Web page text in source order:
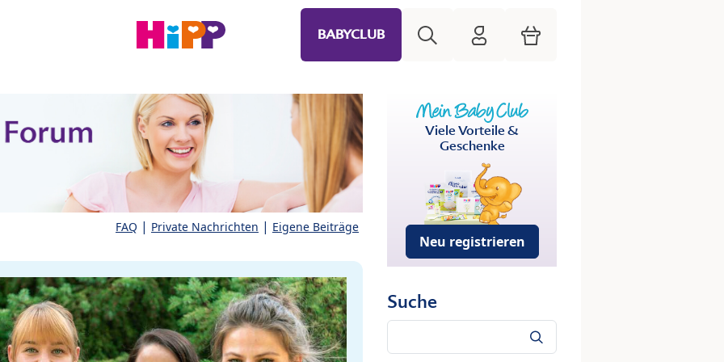
BABYCLUB HiPP Mein Babyclub
Warenkorb
FAQ | Private Nachrichten | Eigene Beiträge
Viele Vorteile &
Geschenke
Neu registrieren
Suche